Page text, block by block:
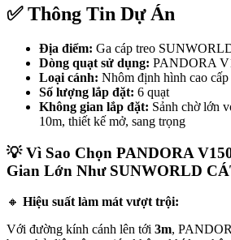
✅Thông Tin Dự Án
Địa điểm: Ga cáp treo
Dòng quạt sử dụng: PANDORA
Loại cánh: Nhôm định hình cao
Số lượng lắp đặt: 6 quạt
Không gian lắp đặt: Sảnh chờ lớn
10m, thiết kế mở, sang trọng
💡Vì Sao Chọn PANDORA
Gian Lớn Như SUNWORLD
🔸 Hiệu suất làm mát vượt trội:
Với đường kính cánh lên tới 3m,